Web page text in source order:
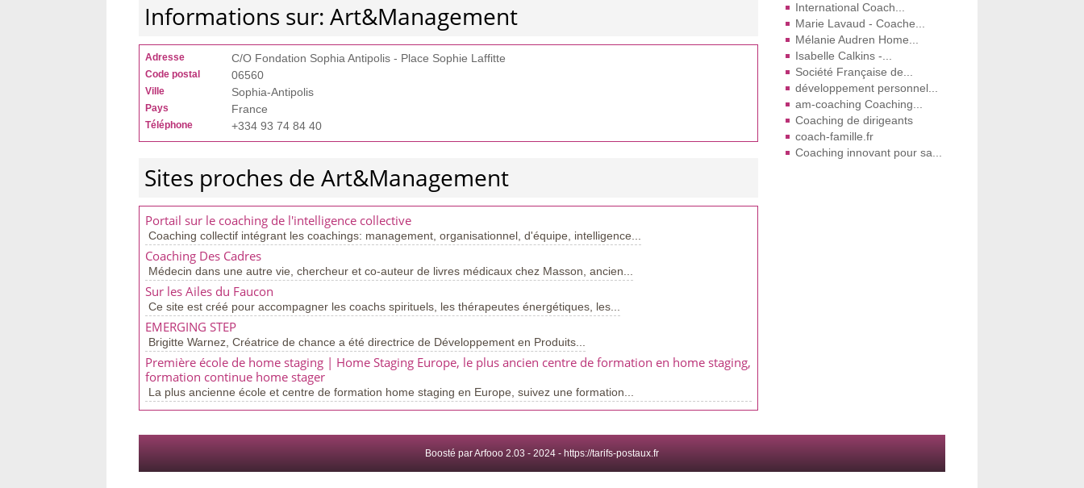
International Coach...
Marie Lavaud - Coache...
Mélanie Audren Home...
Isabelle Calkins -...
Société Française de...
développement personnel...
am-coaching Coaching...
Coaching de dirigeants
coach-famille.fr
Coaching innovant pour sa...
Informations sur: Art&Management
Adresse C/O Fondation Sophia Antipolis - Place Sophie Laffitte
Code postal 06560
Ville Sophia-Antipolis
Pays France
Téléphone +334 93 74 84 40
Sites proches de Art&Management
Portail sur le coaching de l'intelligence collective
Coaching collectif intégrant les coachings: management, organisationnel, d'équipe, intelligence...
Coaching Des Cadres
Médecin dans une autre vie, chercheur et co-auteur de livres médicaux chez Masson, ancien...
Sur les Ailes du Faucon
Ce site est créé pour accompagner les coachs spirituels, les thérapeutes énergétiques, les...
EMERGING STEP
Brigitte Warnez, Créatrice de chance a été directrice de Développement en Produits...
Première école de home staging | Home Staging Europe, le plus ancien centre de formation en home staging,
formation continue home stager
La plus ancienne école et centre de formation home staging en Europe, suivez une formation...
Boosté par Arfooo 2.03 - 2024 - https://tarifs-postaux.fr